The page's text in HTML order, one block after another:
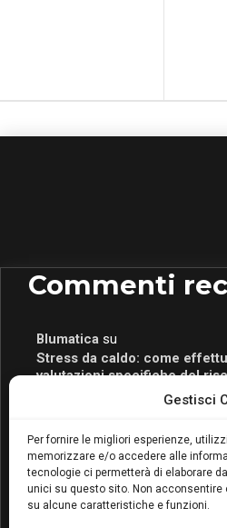
Gestisci
Per fornire le migliori esperienze,
memorizzare e/o accedere alle
tecnologie ci permetterà di elaborare
unici su questo sito. Non
su alcune caratteristiche e funzioni.
Commenti
Blumaticasu
Stress da caldo: come
valutazioni specifiche del
attivo anche in Campania:
Blumatica da 80 Ore per
Blumaticasu
Coordinatore della
richiesto per abilitazione e